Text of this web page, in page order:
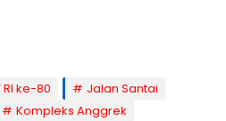
RI ke-80
Jalan Santai
Kompleks Anggrek